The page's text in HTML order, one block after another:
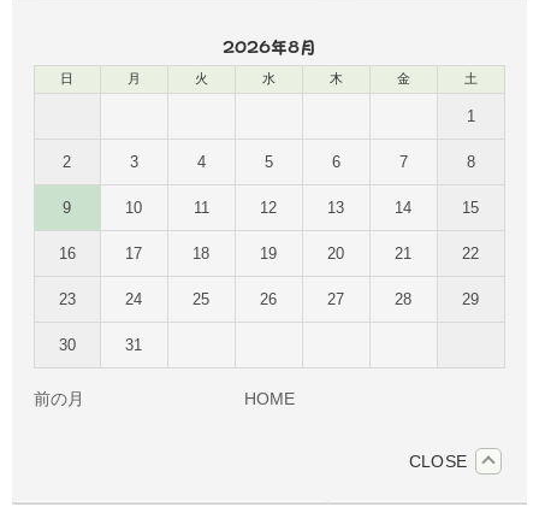
2026年8月
日 月 火 水 木 金 土
1
2 3 4 5 6 7 8
9 10 11 12 13 14 15
16 17 18 19 20 21 22
23 24 25 26 27 28 29
30 31
前の月 HOME
CLOSE